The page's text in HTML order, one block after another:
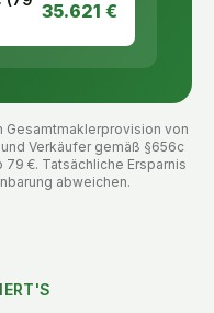
35.621 €
Gesamtmaklerprovision von
Verkäufer gemäß §656c
79 €. Tatsächliche Ersparnis
abweichen.